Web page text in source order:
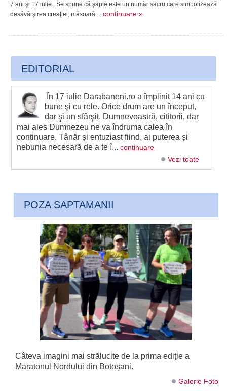
7 ani şi 17 iulie...Se spune că şapte este un număr sacru care simbolizează
desăvârşirea creaţiei, măsoară ... continuare »
EDITORIAL
În 17 iulie Darabaneni.ro a împlinit 14 ani cu
bune şi cu rele. Orice drum are un început,
dar şi un sfârşit. Dumnevoastră, cititorii, dar
mai ales Dumnezeu ne va îndruma calea în
continuare. Tânăr și entuziast fiind, ai puterea și
nebunia necesară de a te î...continuare
Vezi toate
POZA SAPTAMANII
Câteva imagini mai strălucite de la prima ediție a
Maratonul Nordului din Botoșani.
Galerie Foto